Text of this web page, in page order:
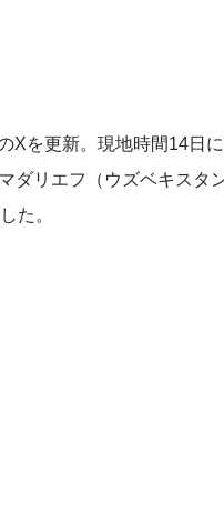
Xを更新。現地時間14日
ダリエフ（ウズベキスタ
た。